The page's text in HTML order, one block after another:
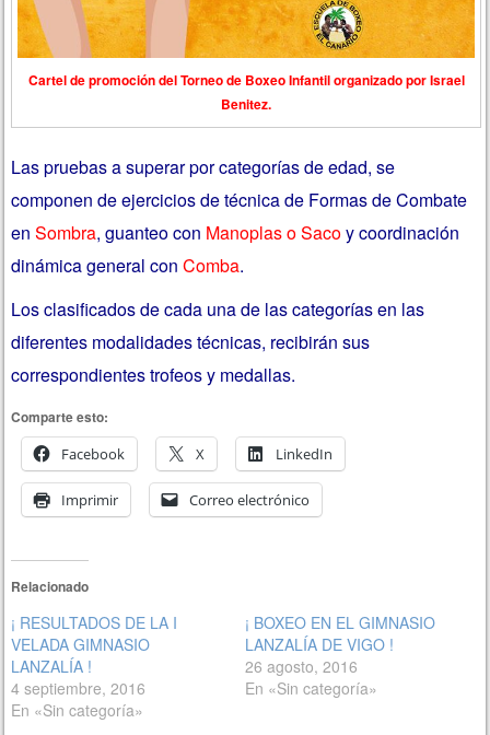
Cartel de promoción del Torneo de Boxeo Infantil organizado por Israel
Benitez.
Las pruebas a superar por categorías de edad, se
componen de ejercicios de técnica de Formas de Combate
enSombra, guanteo con Manoplas o Sacoy coordinación
dinámica general con Comba.
Los clasificados de cada una de las categorías en las
diferentes modalidades técnicas, recibirán sus
correspondientes trofeos y medallas.
Comparte esto:
Facebook
X LinkedIn
Imprimir Correo electrónico
Relacionado
¡ RESULTADOS DE LA I
VELADA GIMNASIO
LANZALÍA !
4 septiembre, 2016
En «Sin categoría»
¡ BOXEO EN EL GIMNASIO
LANZALÍA DE VIGO !
26 agosto, 2016
En «Sin categoría»